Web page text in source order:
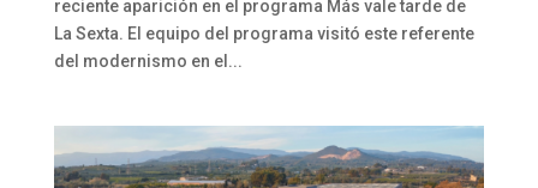
reciente aparición en el programa Más vale tarde de
La Sexta. El equipo del programa visitó este referente
del modernismo en el...